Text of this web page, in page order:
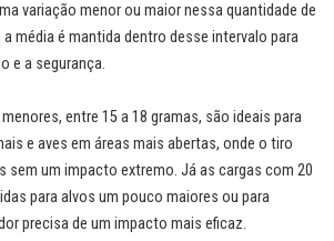
variação menor ou maior nessa quantidade de
média é mantida dentro desse intervalo para
e a segurança.
entre 15 a 18 gramas, são ideais para
e aves em áreas mais abertas, onde o tiro
sem um impacto extremo. Já as cargas com 20
para alvos um pouco maiores ou para
precisa de um impacto mais eficaz.